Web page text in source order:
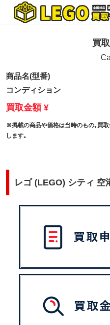
買
商品名(型番)
コンディション
買取金額 ¥
※掲載の商品や価格は当時のもの｡買
します｡
レゴ (LEGO) シティ 空